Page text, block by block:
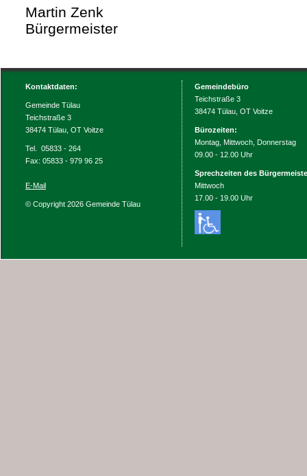
Martin Zenk
Bürgermeister
Kontaktdaten:
Gemeinde Tülau
Teichstraße 3
38474 Tülau, OT Voitze
Tel. 05833 - 264
Fax: 05833 - 979 96 25
E-Mail
© Copyright 2026 Gemeinde Tülau
Gemeindebüro
Teichstraße 3
38474 Tülau, OT Voitze
Bürozeiten:
Montag, Mittwoch, Donnerstag
09.00 - 12.00 Uhr
Sprechzeiten des
Mittwoch
17.00 - 19.00 Uhr